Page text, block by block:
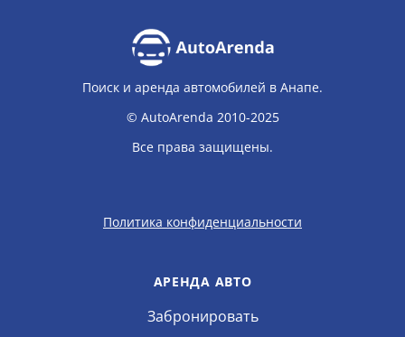
Поиск и аренда автомобилей в Анапе.
© AutoArenda 2010-2025
Все права защищены.
Политика конфиденциальности
АРЕНДА АВТО
Забронировать